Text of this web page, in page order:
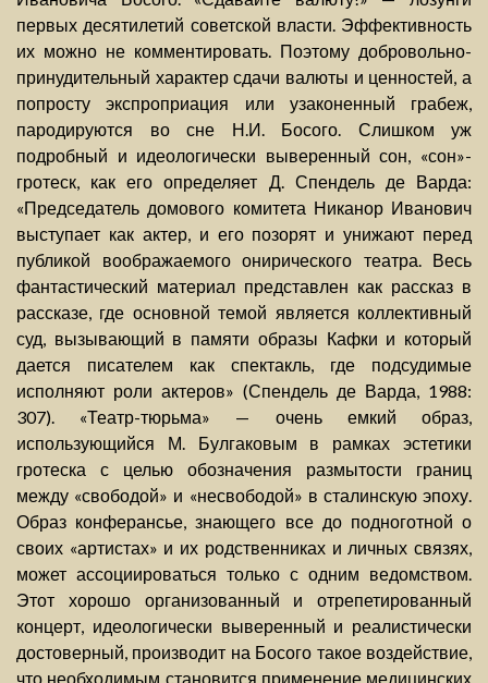
первых десятилетий советской власти. Эффективность
их можно не комментировать. Поэтому добровольно-
принудительный характер сдачи валюты и ценностей, а
попросту экспроприация или узаконенный грабеж,
пародируются во сне Н.И. Босого. Слишком уж
подробный и идеологически выверенный сон, «сон»-
гротеск, как его определяет Д. Спендель де Варда:
«Председатель домового комитета Никанор Иванович
выступает как актер, и его позорят и унижают перед
публикой воображаемого онирического театра. Весь
фантастический материал представлен как рассказ в
рассказе, где основной темой является коллективный
суд, вызывающий в памяти образы Кафки и который
дается писателем как спектакль, где подсудимые
исполняют роли актеров» (Спендель де Варда, 1988:
307). «Театр-тюрьма» — очень емкий образ,
использующийся М. Булгаковым в рамках эстетики
гротеска с целью обозначения размытости границ
между «свободой» и «несвободой» в сталинскую эпоху.
Образ конферансье, знающего все до подноготной о
своих «артистах» и их родственниках и личных связях,
может ассоциироваться только с одним ведомством.
Этот хорошо организованный и отрепетированный
концерт, идеологически выверенный и реалистически
достоверный, производит на Босого такое воздействие,
что необходимым становится применение медицинских